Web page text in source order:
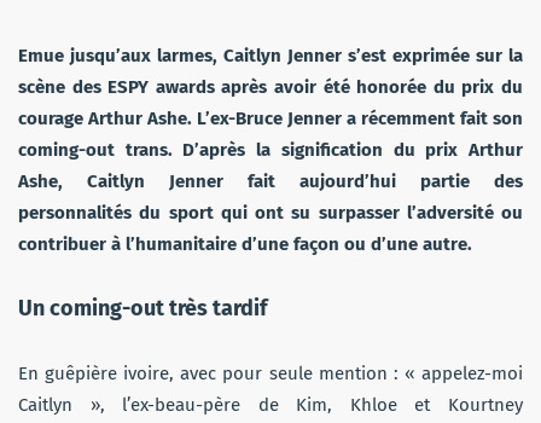
Emue jusqu’aux larmes, Caitlyn Jenner s’est exprimée sur la
scène des ESPY awards après avoir été honorée du prix du
courage Arthur Ashe. L’ex-Bruce Jenner a récemment fait son
coming-out trans. D’après la signification du prix Arthur
Ashe, Caitlyn Jenner fait aujourd’hui partie des
personnalités du sport qui ont su surpasser l’adversité ou
contribuer à l’humanitaire d’une façon ou d’une autre.
Un coming-out très tardif
En guêpière ivoire, avec pour seule mention : « appelez-moi
Caitlyn », l’ex-beau-père de Kim, Khloe et Kourtney